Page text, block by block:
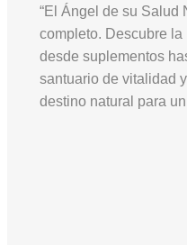
“El Ángel de su Salud
completo. Descubre
desde suplementos
santuario de vitalidad
destino natural para